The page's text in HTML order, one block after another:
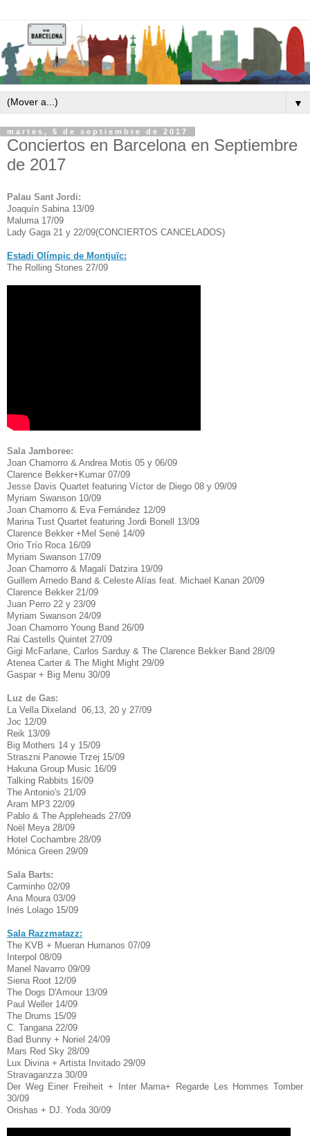
▼
martes, 5 de septiembre de 2017
Conciertos en Barcelona en Septiembre
de 2017
Palau Sant Jordi:
Joaquín Sabina 13/09
Maluma 17/09
Lady Gaga 21 y 22/09(CONCIERTOS CANCELADOS)
Estadi Olímpic de Montjuïc:
The Rolling Stones 27/09
Sala Jamboree:
Joan Chamorro & Andrea Motis 05 y 06/09
Clarence Bekker+Kumar 07/09
Jesse Davis Quartet featuring Víctor de Diego 08 y 09/09
Myriam Swanson 10/09
Joan Chamorro & Eva Fernández 12/09
Marina Tust Quartet featuring Jordi Bonell 13/09
Clarence Bekker +Mel Sené 14/09
Orio Trío Roca 16/09
Myriam Swanson 17/09
Joan Chamorro & Magalí Datzira 19/09
Guillem Arnedo Band & Celeste Alías feat. Michael Kanan 20/09
Clarence Bekker 21/09
Juan Perro 22 y 23/09
Myriam Swanson 24/09
Joan Chamorro Young Band 26/09
Rai Castells Quintet 27/09
Gigi McFarlane, Carlos Sarduy & The Clarence Bekker Band 28/09
Atenea Carter & The Might Might 29/09
Gaspar + Big Menu 30/09
Luz de Gas:
La Vella Dixeland 06,13, 20 y 27/09
Joc 12/09
Reik 13/09
Big Mothers 14 y 15/09
Straszni Panowie Trzej 15/09
Hakuna Group Music 16/09
Talking Rabbits 16/09
The Antonio's 21/09
Aram MP3 22/09
Pablo & The Appleheads 27/09
Noël Meya 28/09
Hotel Cochambre 28/09
Mónica Green 29/09
Sala Barts:
Carminho 02/09
Ana Moura 03/09
Inés Lolago 15/09
Sala Razzmatazz:
The KVB + Mueran Humanos 07/09
Interpol 08/09
Manel Navarro 09/09
Siena Root 12/09
The Dogs D'Amour 13/09
Paul Weller 14/09
The Drums 15/09
C. Tangana 22/09
Bad Bunny + Noriel 24/09
Mars Red Sky 28/09
Lux Divina + Artista Invitado 29/09
Stravaganzza 30/09
Der Weg Einer Freiheit + Inter Mama+ Regarde Les Hommes Tomber
30/09
Orishas + DJ. Yoda 30/09